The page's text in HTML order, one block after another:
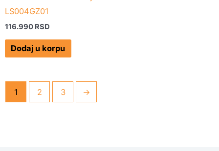
LS004GZ01
116.990 RSD
Dodaj u korpu
1 2 3 →